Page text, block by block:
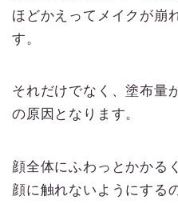
ほどかえってメイクが崩
す。
それだけでなく、塗布量
の原因となります。
顔全体にふわっとかかる
顔に触れないようにする